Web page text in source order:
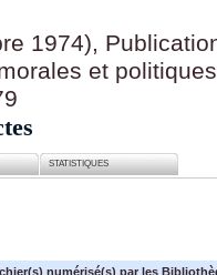
1974),
et
STATISTIQUES
numérisé(s) par les